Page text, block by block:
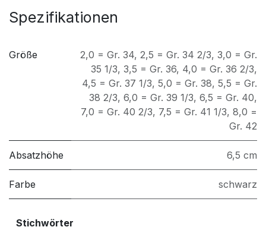
Spezifikationen
Größe 2,0 = Gr. 34, 2,5 = Gr. 34 2/3, 3,0 = Gr.
35 1/3, 3,5 = Gr. 36, 4,0 = Gr. 36 2/3,
4,5 = Gr. 37 1/3, 5,0 = Gr. 38, 5,5 = Gr.
38 2/3, 6,0 = Gr. 39 1/3, 6,5 = Gr. 40,
7,0 = Gr. 40 2/3, 7,5 = Gr. 41 1/3, 8,0 =
Gr. 42
Absatzhöhe 6,5 cm
Farbe schwarz
Stichwörter